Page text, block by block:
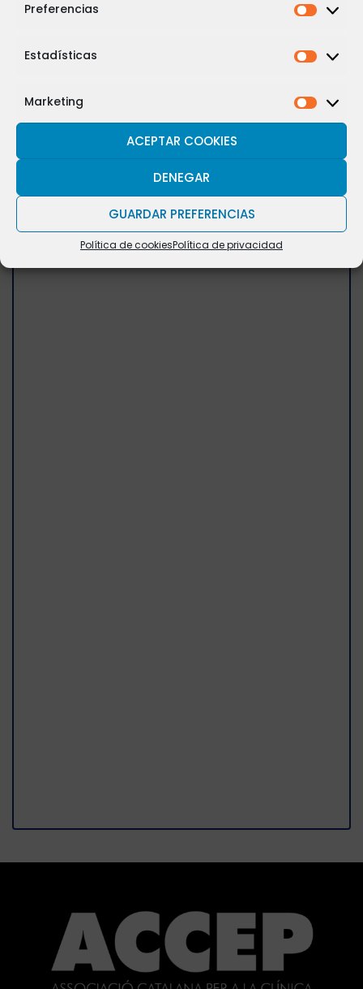
Preferencias
Estadísticas
Marketing
ACEPTAR COOKIES
DENEGAR
GUARDAR PREFERENCIAS
Política de cookiesPolítica de privacidad
Los campos marcados con (*) son obligatorios